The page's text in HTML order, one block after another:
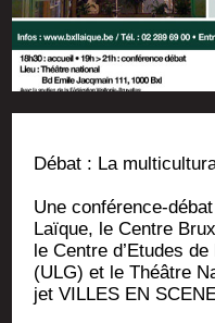
Débat : La
Une confé­rence-
Laïque, le Centre
le Centre d’E­tudes
(ULG) et le Théâtre
jet VILLES EN